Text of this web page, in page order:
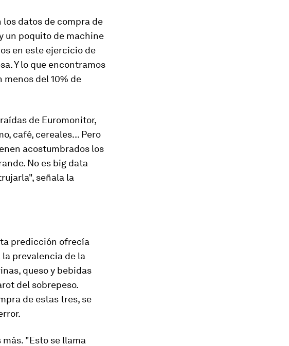
los datos de compra de
un poquito de machine
en este ejercicio de
Y lo que encontramos
menos del 10% de
de Euromonitor,
café, cereales... Pero
acostumbrados los
No es big data
señala la
predicción ofrecía
prevalencia de la
queso y bebidas
del sobrepeso.
de estas tres, se
"Esto se llama